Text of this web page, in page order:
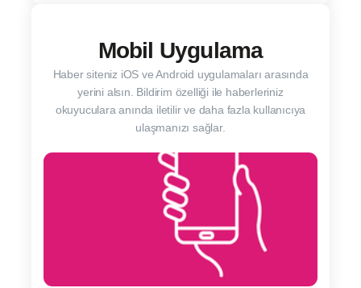
Mobil Uygulama
Haber siteniz iOS ve Android uygulamaları arasında
yerini alsın. Bildirim özelliği ile haberleriniz
okuyuculara anında iletilir ve daha fazla kullanıcıya
ulaşmanızı sağlar.